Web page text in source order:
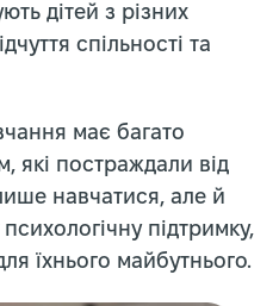
дітей з різних
спільності та
має багато
які постраждали від
навчатися, але й
підтримку,
їхнього майбутнього.